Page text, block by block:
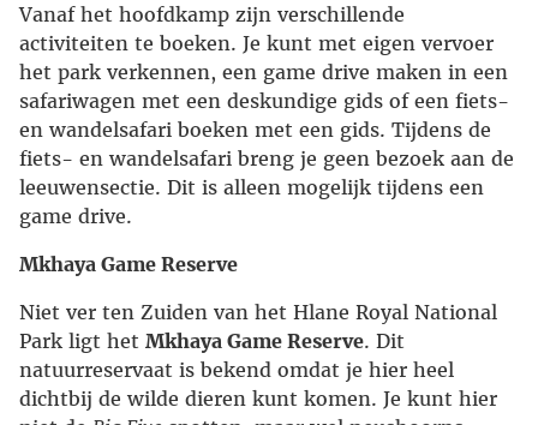
Vanaf het hoofdkamp zijn verschillende
activiteiten te boeken. Je kunt met eigen vervoer
het park verkennen, een game drive maken in een
safariwagen met een deskundige gids of een fiets-
en wandelsafari boeken met een gids. Tijdens de
fiets- en wandelsafari breng je geen bezoek aan de
leeuwensectie. Dit is alleen mogelijk tijdens een
game drive.
Mkhaya Game Reserve
Niet ver ten Zuiden van het Hlane Royal National
Park ligt het Mkhaya Game Reserve. Dit
natuurreservaat is bekend omdat je hier heel
dichtbij de wilde dieren kunt komen. Je kunt hier